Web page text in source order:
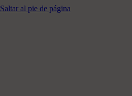
Saltar al pie de página